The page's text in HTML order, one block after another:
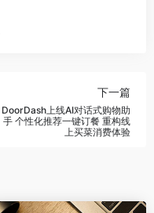
下一篇
DoorDash上线AI对话式购物助
手 个性化推荐一键订餐 重构线
上买菜消费体验